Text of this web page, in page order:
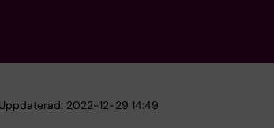
2022-12-29 14:49